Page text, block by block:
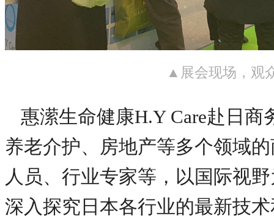
▲展会现场，观
惠潆生命健康H.Y Care赴日
养老介护、房地产等多个领域
人员、行业专家等，以国际视
深入探究日本各行业的最新技